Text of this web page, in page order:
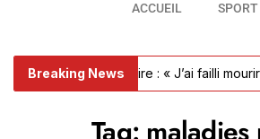
ACCUEIL SPORT
Breaking News
pulmonaire : « J’ai failli mourir et